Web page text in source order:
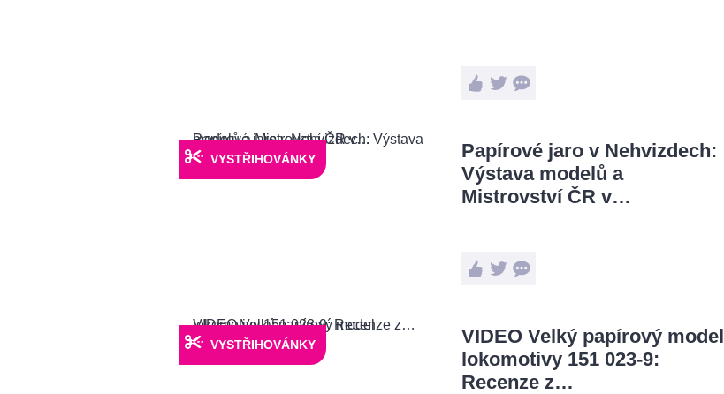
Papírové jaro v Nehvizdech:
Výstava modelů a
Mistrovství ČR v…
VYSTŘIHOVÁNKY
VIDEO Velký papírový model
lokomotivy 151 023-9:
Recenze z…
VYSTŘIHOVÁNKY